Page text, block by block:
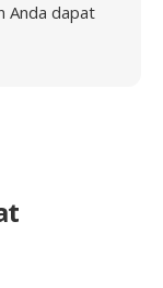
Anda dapat